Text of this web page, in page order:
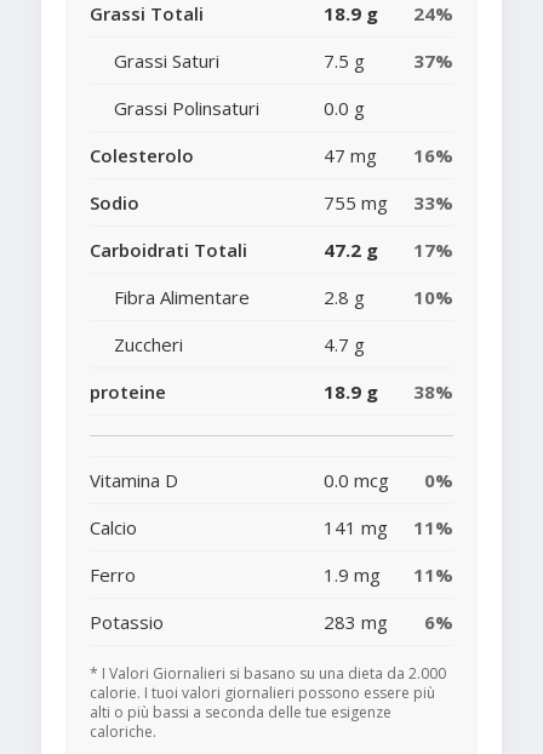
Grassi Totali 18.9 g
24%
Grassi Saturi
7.5 g
37%
Grassi Polinsaturi
0.0 g
Colesterolo
47 mg
16%
Sodio
755 mg
33%
Carboidrati Totali
47.2 g
17%
Fibra Alimentare
2.8 g
10%
Zuccheri
4.7 g
proteine
18.9 g 38%
Vitamina D 0.0 mcg
0%
Calcio
141 mg
11%
Ferro
1.9 mg
11%
Potassio
283 mg 6%
* I Valori Giornalieri si basano su una dieta da 2.000
calorie. I tuoi valori giornalieri possono essere più
alti o più bassi a seconda delle tue esigenze
caloriche.